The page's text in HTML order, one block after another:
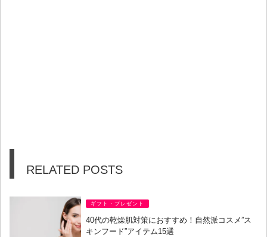
RELATED POSTS
ギフト・プレゼント
40代の乾燥肌対策におすすめ！自然派コスメ”ス
キンフード”アイテム15選